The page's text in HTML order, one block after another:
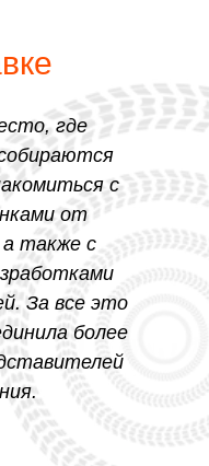
где
с
от
а также с
За все это
более